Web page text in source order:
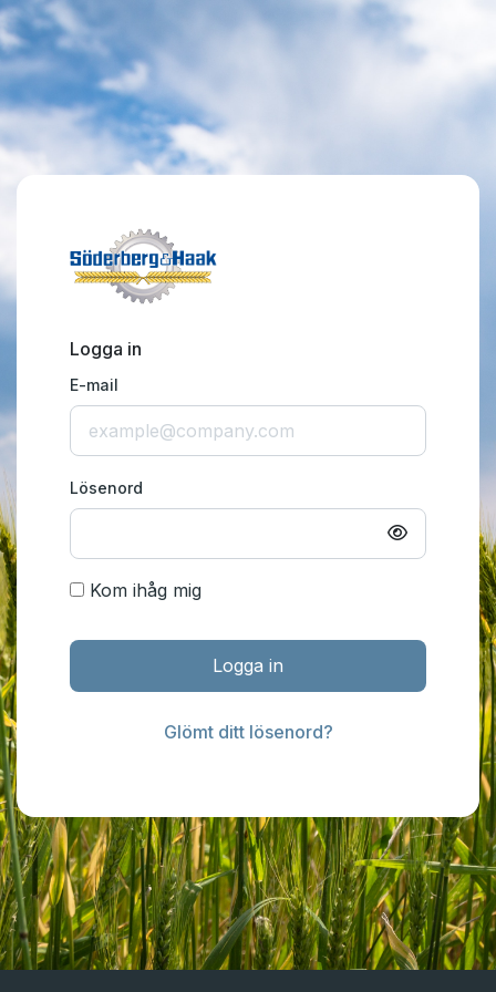
Logga in
E-mail
Lösenord
Kom ihåg mig
Logga in
Glömt ditt lösenord?